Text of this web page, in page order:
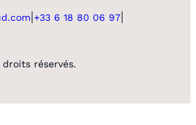
+33 6 18 80 06 97
droits réservés.